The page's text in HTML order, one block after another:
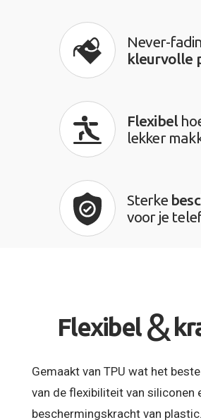
Never-
kleurvolle
Flexibel
lekker
Sterke
voor je
Flexibel &
Gemaakt van TPU wat het
van de flexibiliteit van siliconen
beschermingskracht van